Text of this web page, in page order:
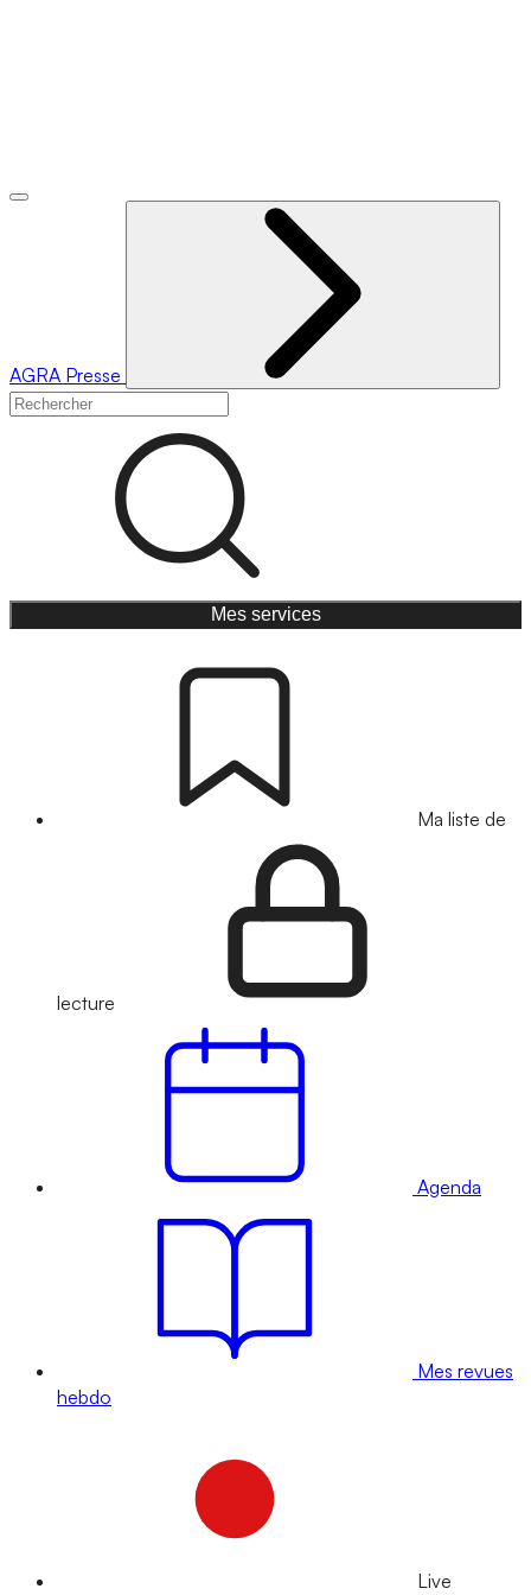
AGRA Presse
Mes services
Ma liste de
lecture
Agenda
Mes revues
hebdo
Live